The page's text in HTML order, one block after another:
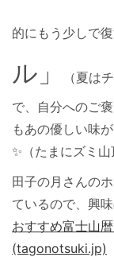
的にもう少しで
ル」
（夏は
で、自分へのご
もあの優しい味
✨（たまにズミ
田子の月さんの
ているので、興
おすすめ富士山
(tagonotsuki.jp)